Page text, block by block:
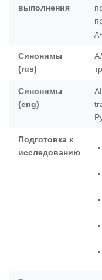
выполнения
Синонимы
(rus)
Синонимы
(eng)
Подготовка к
исследованию